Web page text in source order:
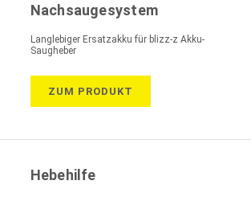
Nachsaugesystem
Langlebiger Ersatzakku für blizz-z Akku-
Saugheber
ZUM PRODUKT
Hebehilfe